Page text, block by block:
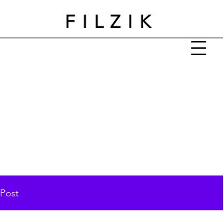
FILZIK
Post